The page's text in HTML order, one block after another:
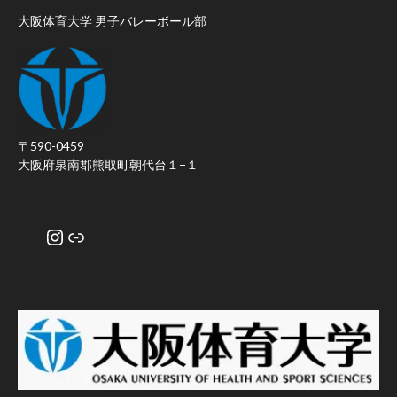
大阪体育大学 男子バレーボール部
〒590-0459
大阪府泉南郡熊取町朝代台１−１
Instagram
リンク